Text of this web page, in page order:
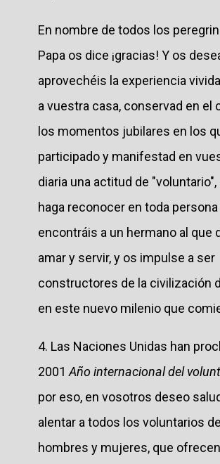
En nombre de todos los
Papa os dice ¡gracias! Y os
aprovechéis la experiencia
a vuestra casa, conservad en el
los momentos jubilares en los
participado y manifestad en
diaria una actitud de "voluntario",
haga reconocer en toda persona
encontráis a un hermano al que
amar y servir, y os impulse a ser
constructores de la civilización
en este nuevo milenio que
4. Las Naciones Unidas han
2001 Año internacional del
por eso, en vosotros deseo
alentar a todos los voluntarios
hombres y mujeres, que ofrecen